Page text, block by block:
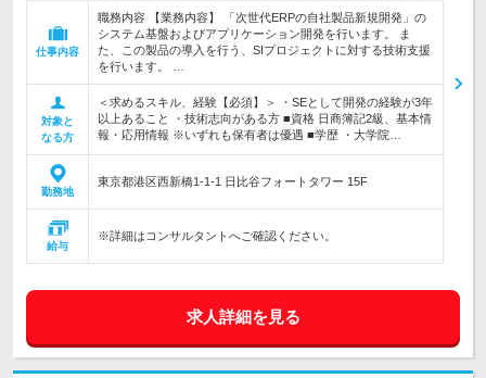
仕事内容
職務内容 【業務内容】 「次世代ERPの自社製品新規開発」の
システム基盤およびアプリケーション開発を行います。 ま
た、この製品の導入を行う、SIプロジェクトに対する技術支援
を行います。 …
対象と
なる方
＜求めるスキル、経験【必須】＞ ・SEとして開発の経験が3年
以上あること ・技術志向がある方 ■資格 日商簿記2級、基本情
報・応用情報 ※いずれも保有者は優遇 ■学歴 ・大学院…
勤務地
東京都港区西新橋1-1-1 日比谷フォートタワー 15F
給与
※詳細はコンサルタントへご確認ください。
求人詳細を見る